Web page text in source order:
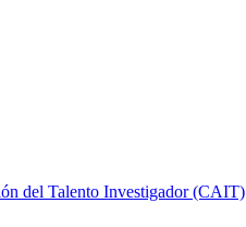
del Talento Investigador (CAIT)